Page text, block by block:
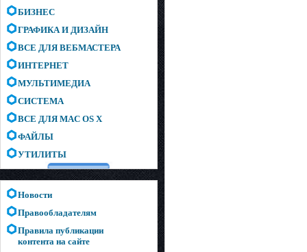
БИЗНЕС
ГРАФИКА И ДИЗАЙН
ВСЕ ДЛЯ ВЕБМАСТЕРА
ИНТЕРНЕТ
МУЛЬТИМЕДИА
СИСТЕМА
ВСЕ ДЛЯ MAC OS X
ФАЙЛЫ
УТИЛИТЫ
Новости
Правообладателям
Правила публикации
контента на сайте